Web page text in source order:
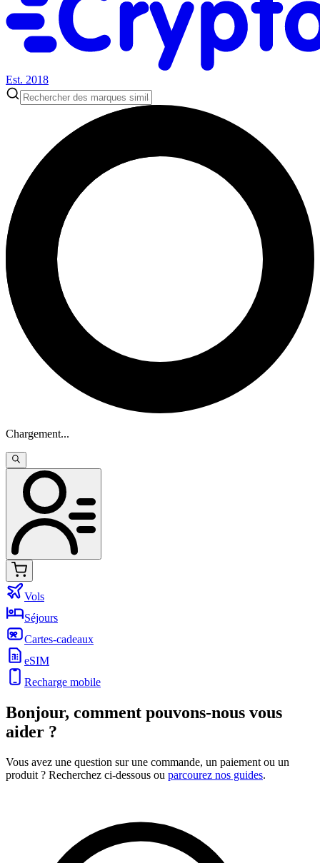
Est. 2018
Chargement...
Vols
Séjours
Cartes-cadeaux
eSIM
Recharge mobile
Bonjour, comment pouvons-nous vous
aider ?
Vous avez une question sur une commande, un paiement ou un
produit ? Recherchez ci-dessous ou parcourez nos guides.